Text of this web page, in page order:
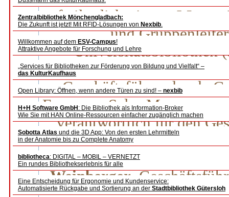
Zentralbibliothek Mönchengladbach:
Die Zukunft ist jetzt! Mit RFID-Lösungen von Nexbib.
Willkommen auf dem ESV-Campus!
Attraktive Angebote für Forschung und Lehre
„Services für Bibliotheken zur Förderung von Bildung und Vielfalt“ –
das KulturKaufhaus
Open Library: Öffnen, wenn andere Türen zu sind! – nexbib
H+H Software GmbH : Die Bibliothek als Information-Broker
Wie Sie mit HAN Online-Ressourcen einfacher zugänglich machen
Sobotta Atlas und die 3D App: Von den ersten Lehrmitteln
in der Anatomie bis zu Complete Anatomy
bibliotheca: DIGITAL – MOBIL – VERNETZT
Ein rundes Bibliothekserlebnis für alle
Eine Entscheidung für Ergonomie und Kundenservice:
Automatisierte Rückgabe und Sortierung an der Stadtbibliothek Gütersloh
aufteilt, diskutierten Margo
und
Universitätsbibliothek
Bredemeier,
Geschäftsführer des de
European Sales Manager
verantwortlich für den
Publizieren bei
Wirtschaftswissenschaften
Weinberger,